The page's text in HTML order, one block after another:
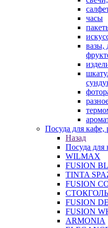
часы
вазы,
Посуда для кафе,
Назад
Посуда для
WILMAX
FUSION
TINTA
FUSION
FUSION
FUSION
ARMONIA